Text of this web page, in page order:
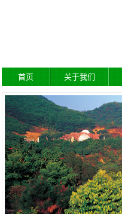
首页 关于我们